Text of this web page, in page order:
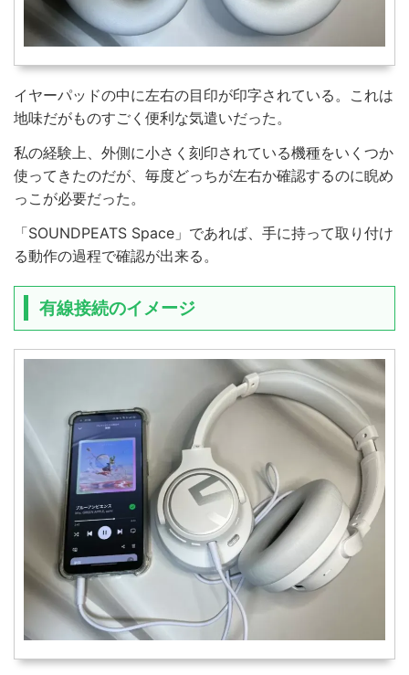
イヤーパッドの中に左右の目印が印字されている。これは
地味だがものすごく便利な気遣いだった。
私の経験上、外側に小さく刻印されている機種をいくつか
使ってきたのだが、毎度どっちが左右か確認するのに睨め
っこが必要だった。
「SOUNDPEATS Space」であれば、手に持って取り付け
る動作の過程で確認が出来る。
有線接続のイメージ